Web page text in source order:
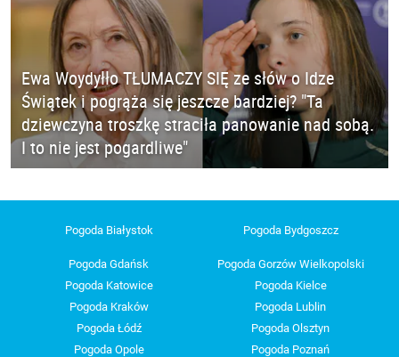
Ewa Woydyłło TŁUMACZY SIĘ ze słów o Idze
Świątek i pogrąża się jeszcze bardziej? "Ta
dziewczyna troszkę straciła panowanie nad sobą.
I to nie jest pogardliwe"
Pogoda Białystok Pogoda Bydgoszcz
Pogoda Gdańsk
Pogoda Gorzów Wielkopolski
Pogoda Katowice
Pogoda Kielce
Pogoda Kraków
Pogoda Lublin
Pogoda Łódź
Pogoda Olsztyn
Pogoda Opole
Pogoda Poznań